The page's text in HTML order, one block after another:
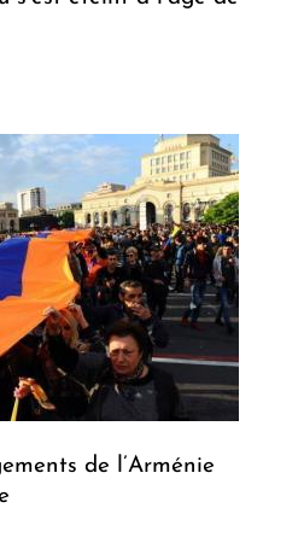
de l’Arménie